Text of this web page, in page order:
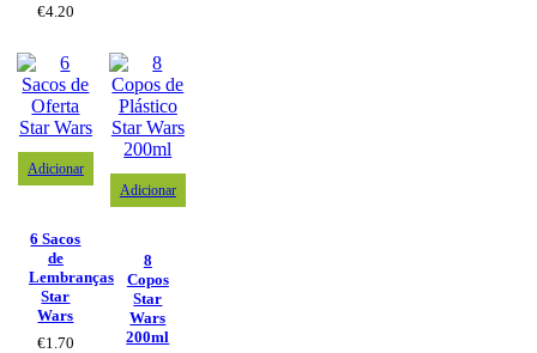
€4.20
Adicionar
6 Sacos
de
Lembranças
Star
Wars
€1.70
Adicionar
8
Copos
Star
Wars
200ml